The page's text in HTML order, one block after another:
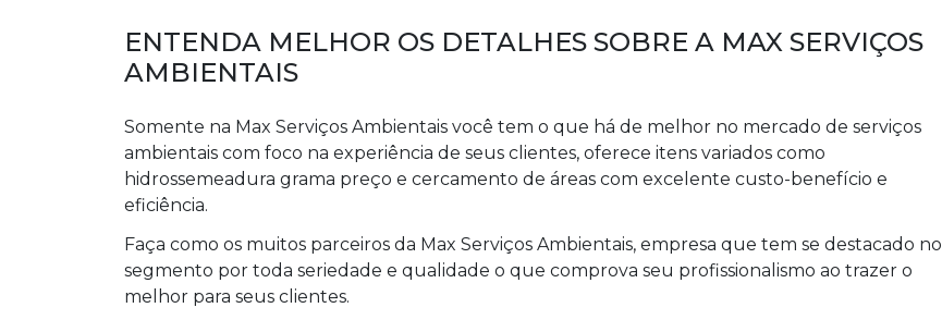
ENTENDA MELHOR OS DETALHES SOBRE A MAX SERVIÇOS
AMBIENTAIS
Somente na Max Serviços Ambientais você tem o que há de melhor no mercado de serviços
ambientais com foco na experiência de seus clientes, oferece itens variados como
hidrossemeadura grama preço e cercamento de áreas com excelente custo-benefício e
eficiência.
Faça como os muitos parceiros da Max Serviços Ambientais, empresa que tem se destacado no
segmento por toda seriedade e qualidade o que comprova seu profissionalismo ao trazer o
melhor para seus clientes.